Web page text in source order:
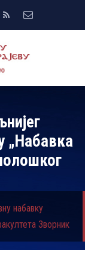
„Набавка
набавку
Зворник